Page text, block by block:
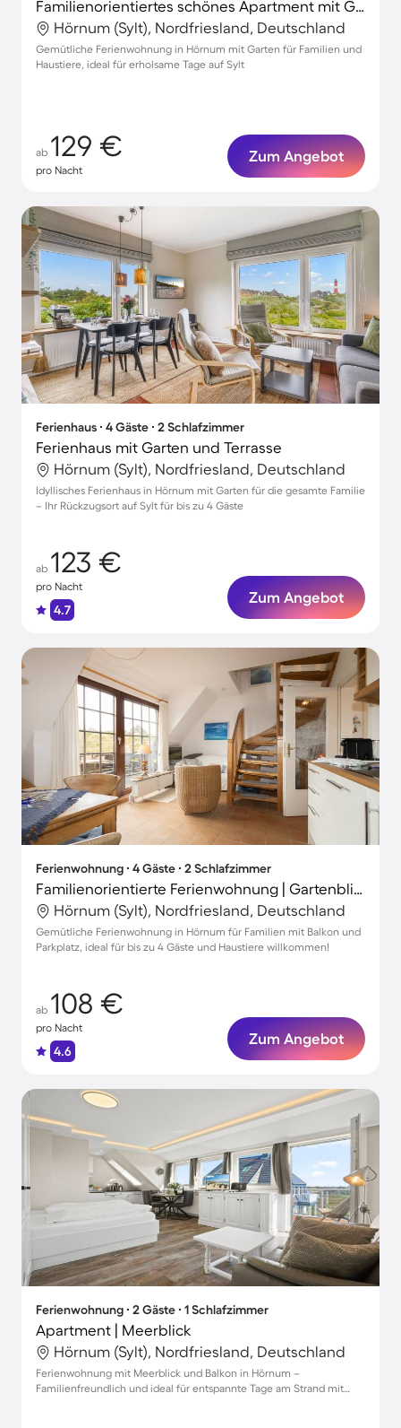
Familienorientiertes schönes Apartment mit Garten und Terrasse | Strand in der Nähe | Haustierfreundlich
Hörnum (Sylt), Nordfriesland, Deutschland
Gemütliche Ferienwohnung in Hörnum mit Garten für Familien und
Haustiere, ideal für erholsame Tage auf Sylt
ab 129 €
pro Nacht
Zum Angebot
Ferienhaus ∙ 4 Gäste ∙ 2 Schlafzimmer
Ferienhaus mit Garten und Terrasse
Hörnum (Sylt), Nordfriesland, Deutschland
Idyllisches Ferienhaus in Hörnum mit Garten für die gesamte Familie
– Ihr Rückzugsort auf Sylt für bis zu 4 Gäste
ab 123 €
pro Nacht
4.7
Zum Angebot
Ferienwohnung ∙ 4 Gäste ∙ 2 Schlafzimmer
Familienorientierte Ferienwohnung | Gartenblick | Neben dem Strand | Hunde erlaubt
Hörnum (Sylt), Nordfriesland, Deutschland
Gemütliche Ferienwohnung in Hörnum für Familien mit Balkon und
Parkplatz, ideal für bis zu 4 Gäste und Haustiere willkommen!
ab 108 €
pro Nacht
4.6
Zum Angebot
Ferienwohnung ∙ 2 Gäste ∙ 1 Schlafzimmer
Apartment | Meerblick
Hörnum (Sylt), Nordfriesland, Deutschland
Ferienwohnung mit Meerblick und Balkon in Hörnum –
Familienfreundlich und ideal für entspannte Tage am Strand mit